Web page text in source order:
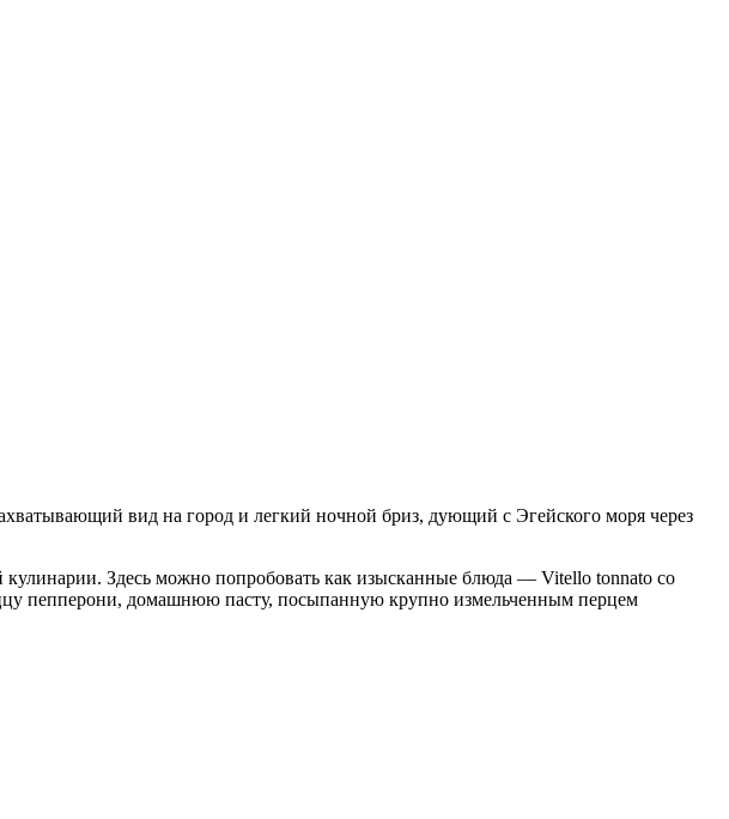
вид на город и легкий ночной бриз, дующий с Эгейского моря через
Здесь можно попробовать как изысканные блюда — Vitello tonnato со
пепперони, домашнюю пасту, посыпанную крупно измельченным перцем